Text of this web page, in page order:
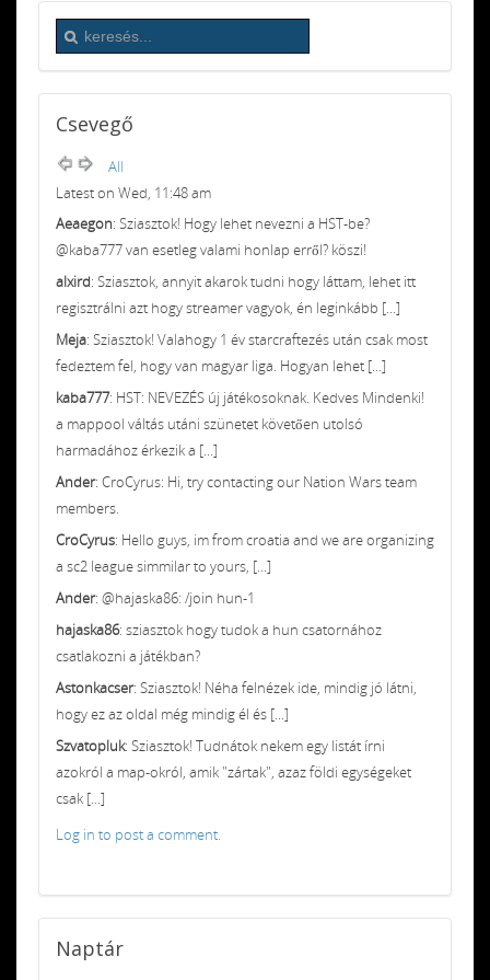
Csevegő
All
Latest on Wed, 11:48 am
Aeaegon: Sziasztok! Hogy lehet nevezni a HST-be?
@kaba777 van esetleg valami honlap erről? köszi!
alxird: Sziasztok, annyit akarok tudni hogy láttam, lehet itt
regisztrálni azt hogy streamer vagyok, én leginkább [...]
Meja: Sziasztok! Valahogy 1 év starcraftezés után csak most
fedeztem fel, hogy van magyar liga. Hogyan lehet [...]
kaba777: HST: NEVEZÉS új játékosoknak. Kedves Mindenki!
a mappool váltás utáni szünetet követően utolsó
harmadához érkezik a [...]
Ander: CroCyrus: Hi, try contacting our Nation Wars team
members.
CroCyrus: Hello guys, im from croatia and we are organizing
a sc2 league simmilar to yours, [...]
Ander: @hajaska86: /join hun-1
hajaska86: sziasztok hogy tudok a hun csatornához
csatlakozni a játékban?
Astonkacser: Sziasztok! Néha felnézek ide, mindig jó látni,
hogy ez az oldal még mindig él és [...]
Szvatopluk: Sziasztok! Tudnátok nekem egy listát írni
azokról a map-okról, amik "zártak", azaz földi egységeket
csak [...]
Log in to post a comment.
Naptár